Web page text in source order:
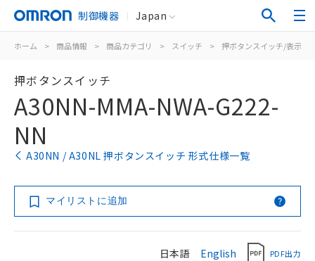
制御機器 Japan
ホーム > 商品情報 > 商品カテゴリ > スイッチ > 押ボタンスイッチ/表示灯
押ボタンスイッチ
A30NN-MMA-NWA-G222-
NN
A30NN / A30NL 押ボタンスイッチ 形式仕様一覧
マイリストに追加
日本語 English PDF出力